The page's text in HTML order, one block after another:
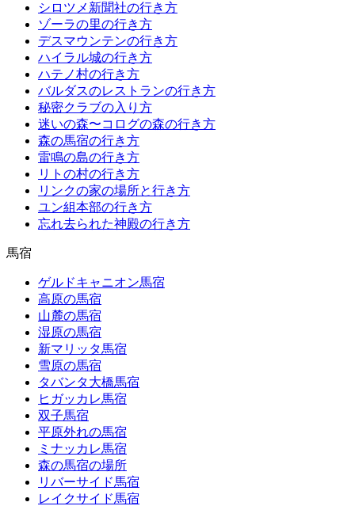
シロツメ新聞社の行き方
ゾーラの里の行き方
デスマウンテンの行き方
ハイラル城の行き方
ハテノ村の行き方
バルダスのレストランの行き方
秘密クラブの入り方
迷いの森〜コログの森の行き方
森の馬宿の行き方
雷鳴の島の行き方
リトの村の行き方
リンクの家の場所と行き方
ユン組本部の行き方
忘れ去られた神殿の行き方
馬宿
ゲルドキャニオン馬宿
高原の馬宿
山麓の馬宿
湿原の馬宿
新マリッタ馬宿
雪原の馬宿
タバンタ大橋馬宿
ヒガッカレ馬宿
双子馬宿
平原外れの馬宿
ミナッカレ馬宿
森の馬宿の場所
リバーサイド馬宿
レイクサイド馬宿